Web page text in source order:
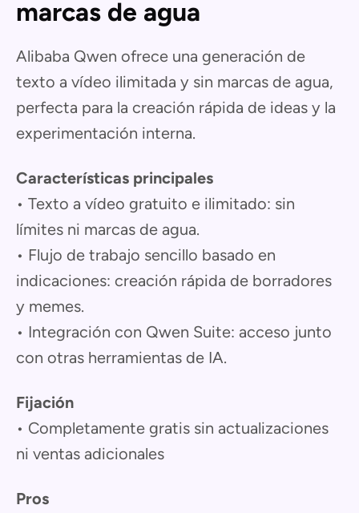
marcas de agua
Alibaba Qwen ofrece una generación de
texto a vídeo ilimitada y sin marcas de agua,
perfecta para la creación rápida de ideas y la
experimentación interna.
Características principales
• Texto a vídeo gratuito e ilimitado: sin
límites ni marcas de agua.
• Flujo de trabajo sencillo basado en
indicaciones: creación rápida de borradores
y memes.
• Integración con Qwen Suite: acceso junto
con otras herramientas de IA.
Fijación
• Completamente gratis sin actualizaciones
ni ventas adicionales
Pros